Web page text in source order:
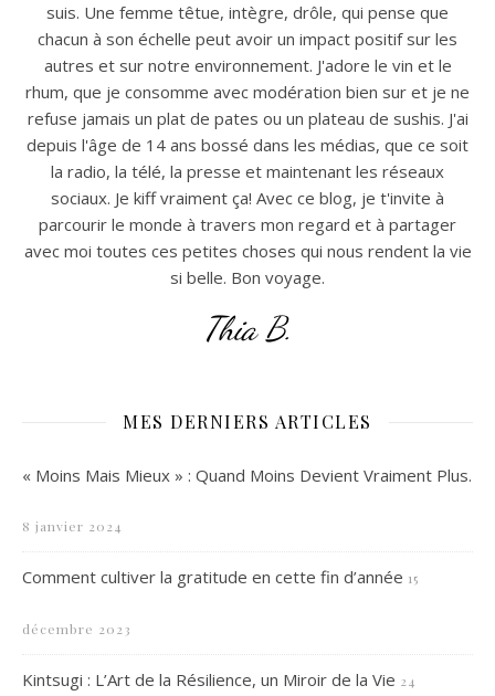
suis. Une femme têtue, intègre, drôle, qui pense que
chacun à son échelle peut avoir un impact positif sur les
autres et sur notre environnement. J'adore le vin et le
rhum, que je consomme avec modération bien sur et je ne
refuse jamais un plat de pates ou un plateau de sushis. J'ai
depuis l'âge de 14 ans bossé dans les médias, que ce soit
la radio, la télé, la presse et maintenant les réseaux
sociaux. Je kiff vraiment ça! Avec ce blog, je t'invite à
parcourir le monde à travers mon regard et à partager
avec moi toutes ces petites choses qui nous rendent la vie
si belle. Bon voyage.
Thia B.
MES DERNIERS ARTICLES
« Moins Mais Mieux » : Quand Moins Devient Vraiment Plus.
8 janvier 2024
Comment cultiver la gratitude en cette fin d’année 15
décembre 2023
Kintsugi : L’Art de la Résilience, un Miroir de la Vie 24